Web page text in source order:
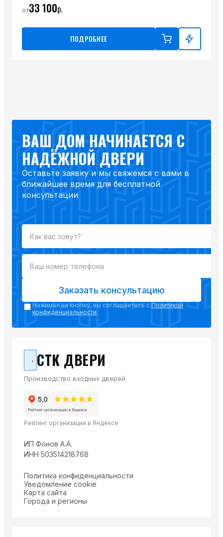
от33 100р.
ПОДРОБНЕЕ
ВАШ ДОМ НАЧИНАЕТСЯ С
НАДЁЖНОЙ ДВЕРИ
Оставьте заявку и мы свяжемся с вами в
ближайшее время для бесплатной
консультации
Заказать консультацию
Нажимая на кнопку, вы соглашаетесь с Политикой
конфиденциальности.
СТК ДВЕРИ
Производство входных дверей
Рейтинг организации в Яндексе
ИП Фонов А.А.
ИНН 503514218768
Политика конфиденциальности
Уведомление cookie
Карта сайта
Города и регионы